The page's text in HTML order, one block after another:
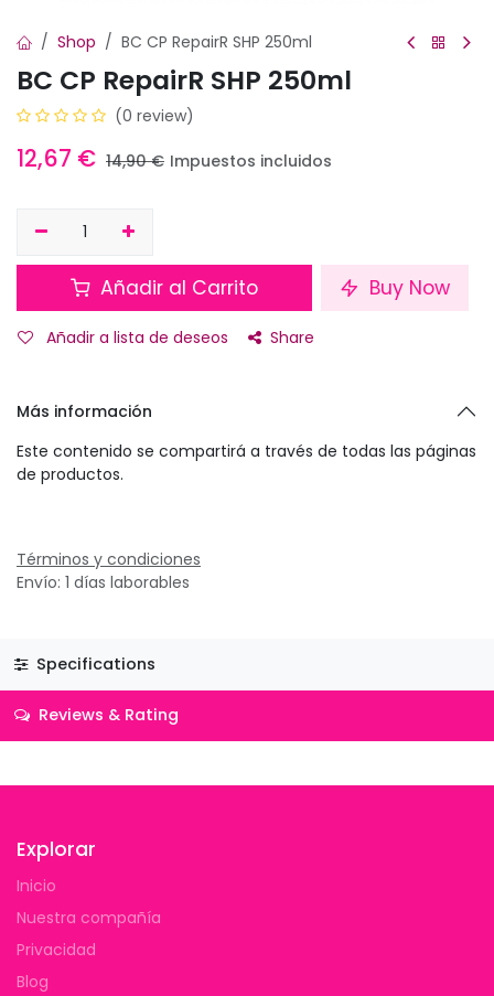
Shop BC CP RepairR SHP 250ml
BC CP RepairR SHP 250ml
(0 review)
12,67 € 14,90€ Impuestos incluidos
Añadir al Carrito Buy Now
Añadir a lista de deseos Share
Más información
Este contenido se compartirá a través de todas las páginas
de productos.
Términos y condiciones
Envío: 1 días laborables
Specifications
Reviews & Rating
Explorar
Inicio
Nuestra compañía
Privacidad
Blog